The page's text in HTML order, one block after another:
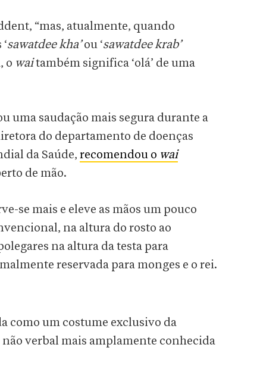
“mas, atualmente, quando
sawatdee kha’ou ‘sawatdee krab’
o waitambém significa ‘olá’ de uma
uma saudação mais segura durante a
do departamento de doenças
da Saúde, recomendou o wai
de mão.
se mais e eleve as mãos um pouco
na altura do rosto ao
na altura da testa para
reservada para monges e o rei.
como um costume exclusivo da
não verbal mais amplamente conhecida